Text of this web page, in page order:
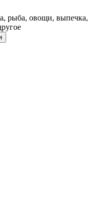
рыба, овощи, выпечка,